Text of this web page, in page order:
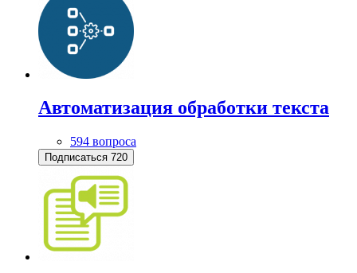
Автоматизация обработки текста
594 вопроса
Подписаться 720